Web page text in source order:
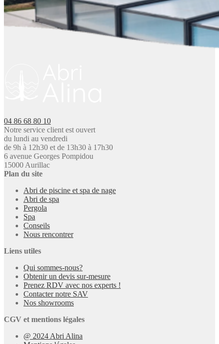
04 86 68 80 10
Notre service client est ouvert
du lundi au vendredi
de 9h à 12h30 et de 13h30 à 17h30
6 avenue Georges Pompidou
15000 Aurillac
Plan du site
Abri de piscine et spa de nage
Abri de spa
Pergola
Spa
Conseils
Nous rencontrer
Liens utiles
Qui sommes-nous?
Obtenir un devis sur-mesure
Prenez RDV avec nos experts !
Contacter notre SAV
Nos showrooms
CGV et mentions légales
@ 2024 Abri Alina